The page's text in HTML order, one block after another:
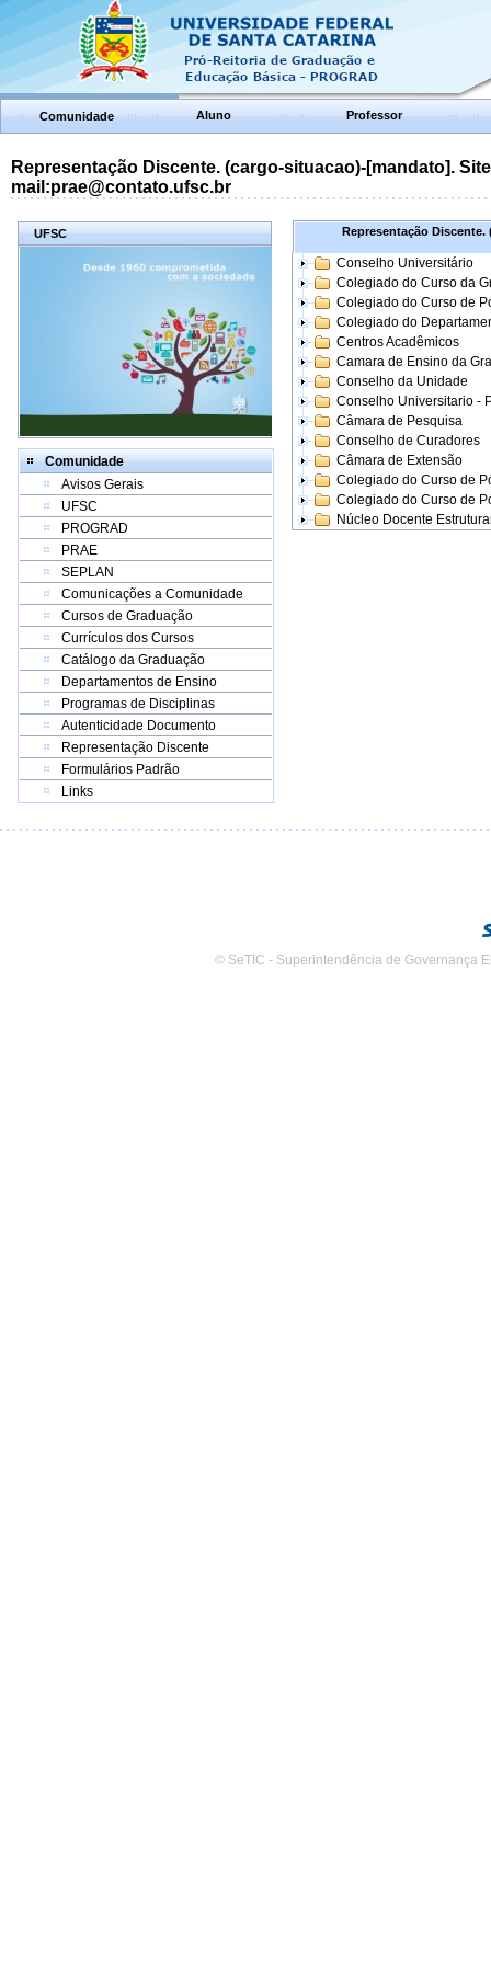
Comunidade Aluno Professor
Representação Discente. (cargo-situacao)-[mandato].
mail:prae@contato.ufsc.br
UFSC
Comunidade
Avisos Gerais
UFSC
PROGRAD
PRAE
SEPLAN
Comunicações a Comunidade
Cursos de Graduação
Currículos dos Cursos
Catálogo da Graduação
Departamentos de Ensino
Programas de Disciplinas
Autenticidade Documento
Representação Discente
Formulários Padrão
Links
Representação Discente.
Conselho Universitário
Colegiado do Curso da
Colegiado do Curso de
Colegiado do
Centros Acadêmicos
Camara de Ensino da
Conselho da Unidade
Conselho Universitario -
Câmara de Pesquisa
Conselho de Curadores
Câmara de Extensão
Colegiado do Curso de
Colegiado do Curso de
Núcleo Docente
© SeTIC - Superintendência de Governança